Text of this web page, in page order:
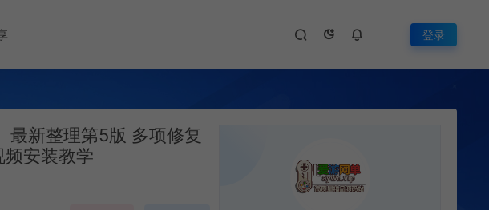
登录
最新整理第5版 多项修复
安装教学